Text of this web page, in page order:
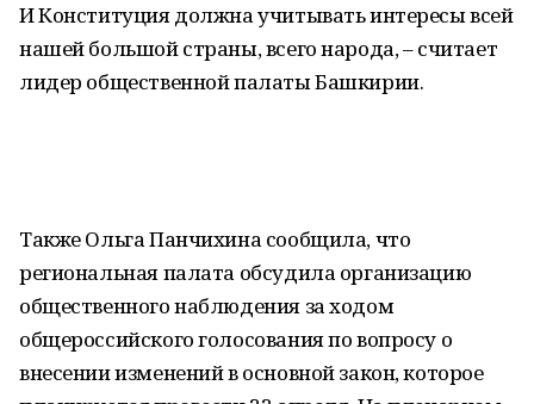
И Конституция должна учитывать интересы всей
нашей большой страны, всего народа, – считает
лидер общественной палаты Башкирии.
Также Ольга Панчихина сообщила, что
региональная палата обсудила организацию
общественного наблюдения за ходом
общероссийского голосования по вопросу о
внесении изменений в основной закон, которое